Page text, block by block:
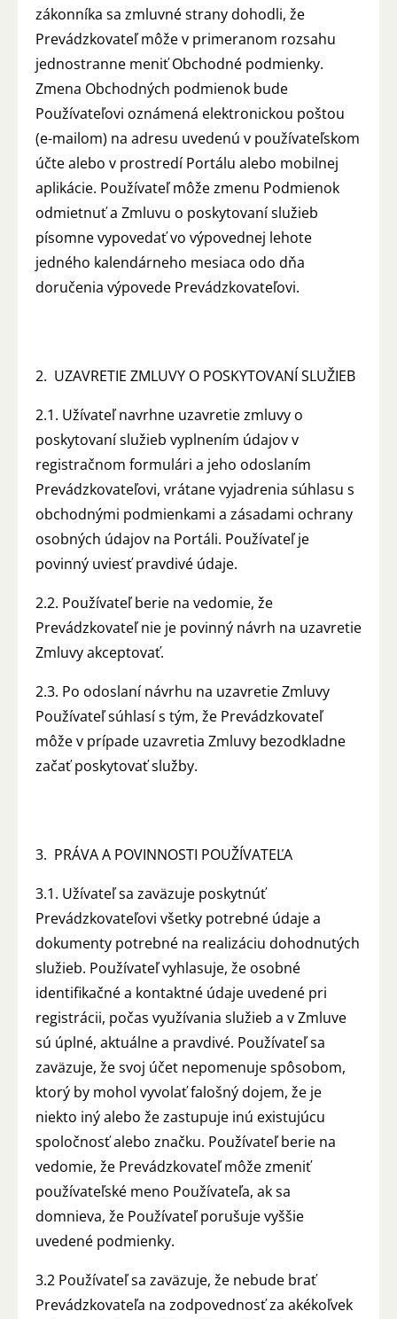
zákonníka sa zmluvné strany dohodli, že
Prevádzkovateľ môže v primeranom rozsahu
jednostranne meniť Obchodné podmienky.
Zmena Obchodných podmienok bude
Používateľovi oznámená elektronickou poštou
(e-mailom) na adresu uvedenú v používateľskom
účte alebo v prostredí Portálu alebo mobilnej
aplikácie. Používateľ môže zmenu Podmienok
odmietnuť a Zmluvu o poskytovaní služieb
písomne vypovedať vo výpovednej lehote
jedného kalendárneho mesiaca odo dňa
doručenia výpovede Prevádzkovateľovi.
2. UZAVRETIE ZMLUVY O POSKYTOVANÍ SLUŽIEB
2.1. Užívateľ navrhne uzavretie zmluvy o
poskytovaní služieb vyplnením údajov v
registračnom formulári a jeho odoslaním
Prevádzkovateľovi, vrátane vyjadrenia súhlasu s
obchodnými podmienkami a zásadami ochrany
osobných údajov na Portáli. Používateľ je
povinný uviesť pravdivé údaje.
2.2. Používateľ berie na vedomie, že
Prevádzkovateľ nie je povinný návrh na uzavretie
Zmluvy akceptovať.
2.3. Po odoslaní návrhu na uzavretie Zmluvy
Používateľ súhlasí s tým, že Prevádzkovateľ
môže v prípade uzavretia Zmluvy bezodkladne
začať poskytovať služby.
3. PRÁVA A POVINNOSTI POUŽÍVATEĽA
3.1. Užívateľ sa zaväzuje poskytnúť
Prevádzkovateľovi všetky potrebné údaje a
dokumenty potrebné na realizáciu dohodnutých
služieb. Používateľ vyhlasuje, že osobné
identifikačné a kontaktné údaje uvedené pri
registrácii, počas využívania služieb a v Zmluve
sú úplné, aktuálne a pravdivé. Používateľ sa
zaväzuje, že svoj účet nepomenuje spôsobom,
ktorý by mohol vyvolať falošný dojem, že je
niekto iný alebo že zastupuje inú existujúcu
spoločnosť alebo značku. Používateľ berie na
vedomie, že Prevádzkovateľ môže zmeniť
používateľské meno Používateľa, ak sa
domnieva, že Používateľ porušuje vyššie
uvedené podmienky.
3.2 Používateľ sa zaväzuje, že nebude brať
Prevádzkovateľa na zodpovednosť za akékoľvek